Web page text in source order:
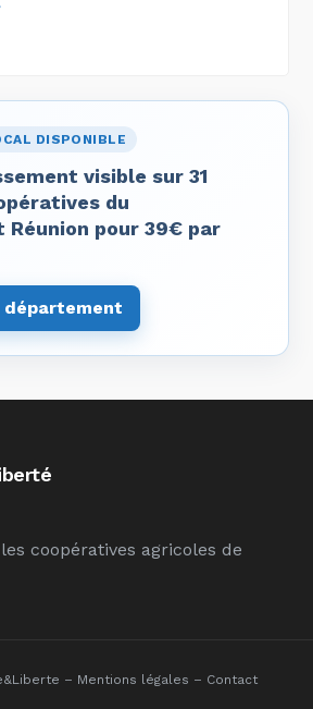
DISPONIBLE
visible sur 31
du
pour 39€ par
département
coopératives agricoles de
– Mentions légales – Contact